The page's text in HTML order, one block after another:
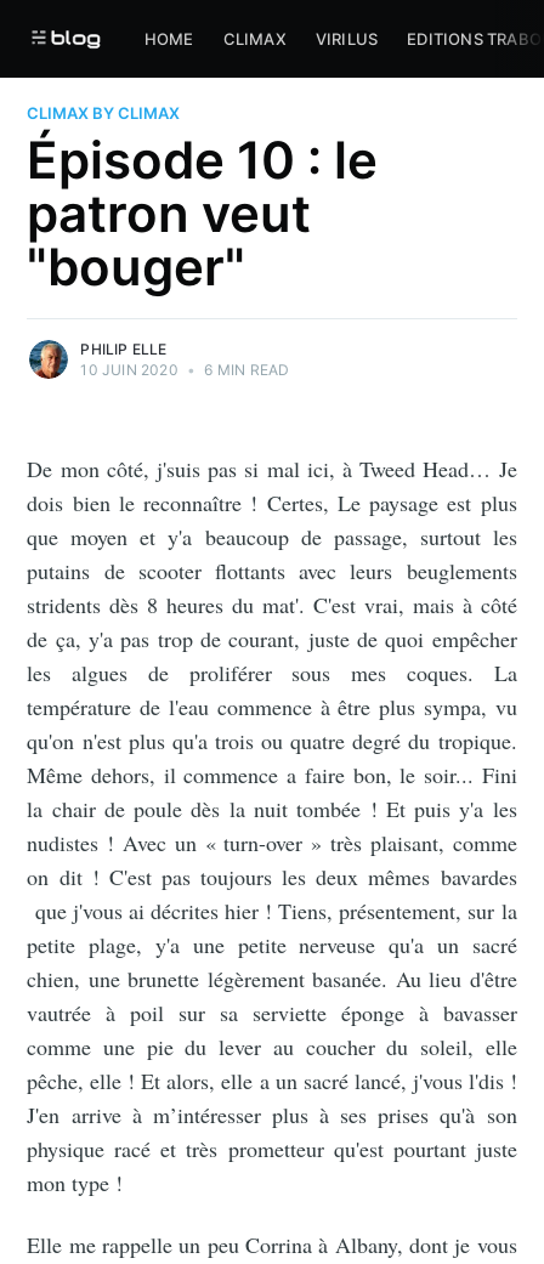
HOME CLIMAX VIRILUS EDITIONS
CLIMAX BY CLIMAX
Épisode 10 : le
patron veut
"bouger"
PHILIP ELLE
10 JUIN 2020 • 6 MIN READ
De mon côté, j'suis pas si mal ici, à Tweed Head… Je
dois bien le reconnaître ! Certes, Le paysage est plus
que moyen et y'a beaucoup de passage, surtout les
putains de scooter flottants avec leurs beuglements
stridents dès 8 heures du mat'. C'est vrai, mais à côté
de ça, y'a pas trop de courant, juste de quoi empêcher
les algues de proliférer sous mes coques. La
température de l'eau commence à être plus sympa, vu
qu'on n'est plus qu'a trois ou quatre degré du tropique.
Même dehors, il commence a faire bon, le soir... Fini
la chair de poule dès la nuit tombée ! Et puis y'a les
nudistes ! Avec un « turn-over » très plaisant, comme
on dit ! C'est pas toujours les deux mêmes bavardes
que j'vous ai décrites hier ! Tiens, présentement, sur la
petite plage, y'a une petite nerveuse qu'a un sacré
chien, une brunette légèrement basanée. Au lieu d'être
vautrée à poil sur sa serviette éponge à bavasser
comme une pie du lever au coucher du soleil, elle
pêche, elle ! Et alors, elle a un sacré lancé, j'vous l'dis !
J'en arrive à m’intéresser plus à ses prises qu'à son
physique racé et très prometteur qu'est pourtant juste
mon type !
Elle me rappelle un peu Corrina à Albany, dont je vous